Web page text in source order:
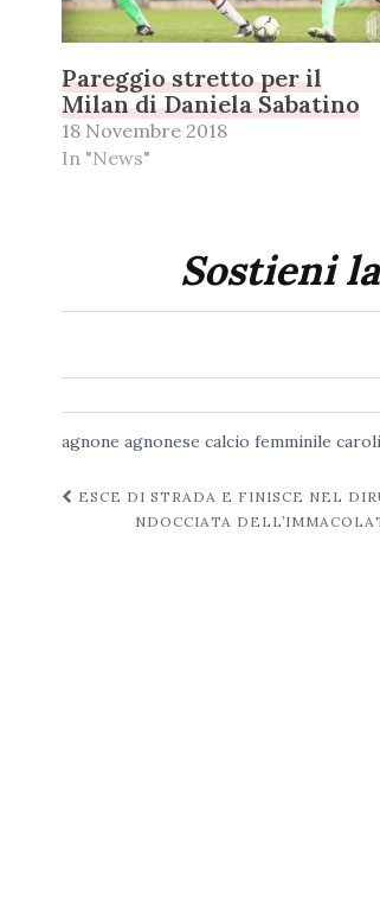
Pareggio stretto per il
Milan di Daniela Sabatino
18 Novembre 2018
In "News"
Sostieni
agnone agnonese calcio femminile
Navigazione
ESCE DI STRADA E FINISCE NEL
NDOCCIATA